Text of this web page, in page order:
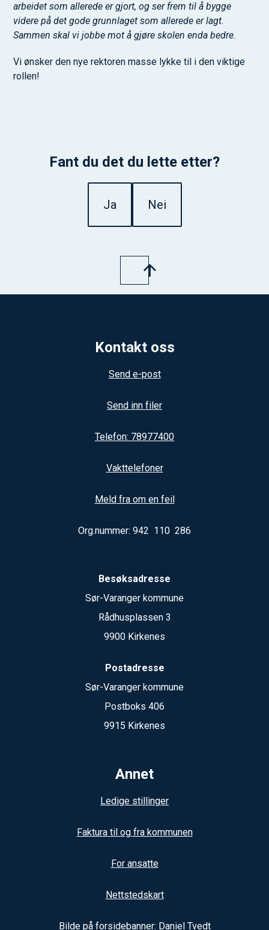
arbeidet som allerede er gjort, og ser frem til å bygge
videre på det gode grunnlaget som allerede er lagt.
Sammen skal vi jobbe mot å gjøre skolen enda bedre.
Vi ønsker den nye rektoren masse lykke til i den viktige
rollen!
Fant du det du lette etter?
Ja Nei
Kontakt oss
Send e-post
Send inn filer
Telefon: 78977400
Vakttelefoner
Meld fra om en feil
Org.nummer: 942 110 286
Besøksadresse
Sør-Varanger kommune
Rådhusplassen 3
9900 Kirkenes
Postadresse
Sør-Varanger kommune
Postboks 406
9915 Kirkenes
Annet
Ledige stillinger
Faktura til og fra kommunen
For ansatte
Nettstedskart
Bilde på forsidebanner: Daniel Tvedt